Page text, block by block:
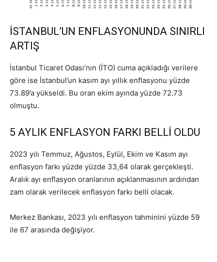
İSTANBUL’UN ENFLASYONUNDA SINIRLI
ARTIŞ
İstanbul Ticaret Odası’nın (İTO) cuma açıkladığı verilere
göre ise İstanbul’un kasım ayı yıllık enflasyonu yüzde
73.89’a yükseldi. Bu oran ekim ayında yüzde 72.73
olmuştu.
5 AYLIK ENFLASYON FARKI BELLİ OLDU
2023 yılı Temmuz, Ağustos, Eylül, Ekim ve Kasım ayı
enflasyon farkı yüzde yüzde 33,64 olarak gerçekleşti.
Aralık ayı enflasyon oranlarının açıklanmasının ardından
zam olarak verilecek enflasyon farkı belli olacak.
Merkez Bankası, 2023 yılı enflasyon tahminini yüzde 59
ile 67 arasında değişiyor.